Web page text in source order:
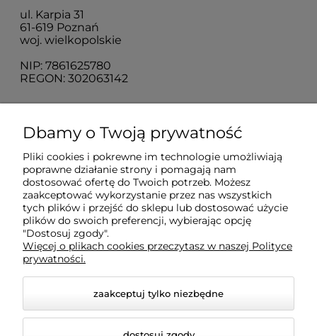
ul. Karpia 31
61-619 Poznań
woj. wielkopolskie
NIP: 7861625780
REGON: 302063142
O nas
Obsługa klienta
Pomoc
Moje konto
Dbamy o Twoją prywatność
Pliki cookies i pokrewne im technologie umożliwiają
poprawne działanie strony i pomagają nam
dostosować ofertę do Twoich potrzeb. Możesz
zaakceptować wykorzystanie przez nas wszystkich
tych plików i przejść do sklepu lub dostosować użycie
plików do swoich preferencji, wybierając opcję
"Dostosuj zgody".
Więcej o plikach cookies przeczytasz w naszej Polityce
prywatności.
zaakceptuj tylko niezbędne